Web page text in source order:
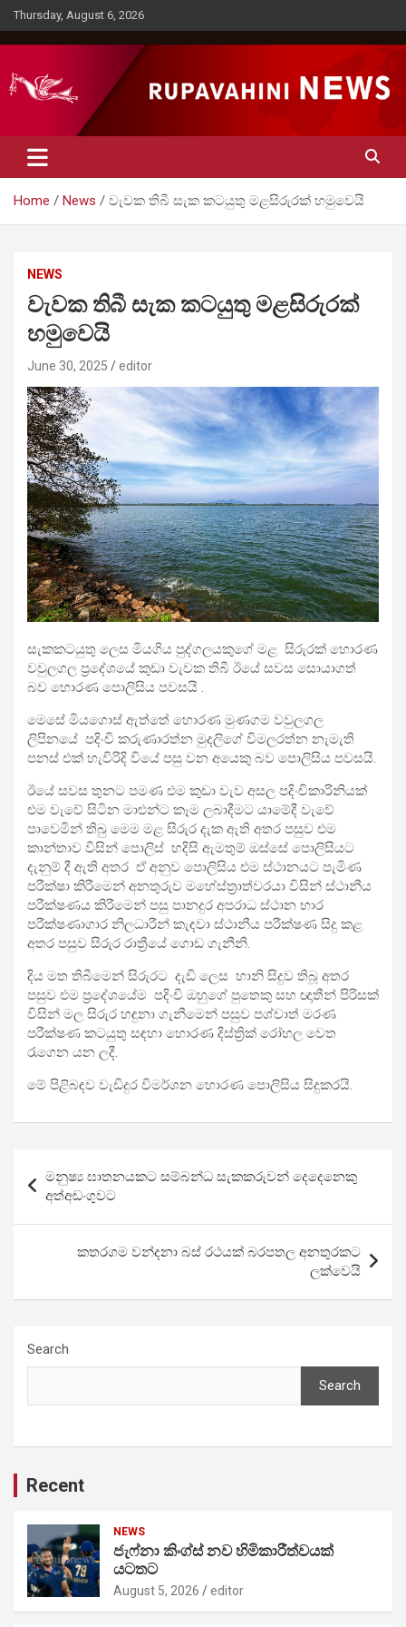
Skip
to
content
Thursday, August 6, 2026
Rupavahini News
Home News වැවක තිබී සැක කටයුතු මළසිරුරක් හමුවෙයි
NEWS
වැවක තිබී සැක කටයුතු මළසිරුරක්
හමුවෙයි
June 30, 2025 editor
සැකකටයුතු ලෙස මියගිය පුද්ගලයකුගේ මළ සිරුරක් හොරණ
වවුලගල ප්‍රදේශයේ කුඩා වැවක තිබී ඊයේ සවස සොයාගත්
බව හොරණ පොලිසිය පවසයි .
මෙසේ මියගොස් ඇත්තේ හොරණ මුණගම වවුලගල
ලිපිනයේ පදිංචි කරුණාරත්න මුදලිගේ විමලරත්න නැමැති
පනස් එක් හැවිරිදි වියේ පසු වන අයෙකු බව පොලිසිය පවසයි.
ඊයේ සවස තුනට පමණ එම කුඩා වැව අසල පදිංචිකාරිනියක්
එම වැවේ සිටින මාළුන්ට කෑම ලබාදීමට යාමේදී වැවේ
පාවෙමින් තිබු මෙම මළ සිරුර දැක ඇති අතර පසුව එම
කාන්තාව විසින් පොලිස් හදිසි ඇමතුම් ඔස්සේ පොලිසියට
දැනුම් දී ඇති අතර ඒ අනුව පොලිසිය එම ස්ථානයට පැමිණ
පරීක්ෂා කිරීමෙන් අනතුරුව මහේස්ත්‍රාත්වරයා විසින් ස්ථානීය
පරීක්ෂණය කිරීමෙන් පසු පානදුර අපරාධ ස්ථාන භාර
පරීක්ෂණාගාර නිලධාරීන් කැඳවා ස්ථානීය පරීක්ෂණ සිදු කළ
අතර පසුව සිරුර රාත්‍රීයේ ගොඩ ගැනීනි.
දිය මත තිබීමෙන් සිරුරට දැඩි ලෙස හානි සිදුව තිබූ අතර
පසුව එම ප්‍රදේශයේම පදිංචි ඔහුගේ පුතෙකු සහ ඥාතීන් පිරිසක්
විසින් මල සිරුර හඳුනා ගැනීමෙන් පසුව පශ්චාත් මරණ
පරීක්ෂණ කටයුතු සඳහා හොරණ දිස්ත්‍රික් රෝහල වෙත
රැගෙන යන ලදී.
මේ පිළිබඳව වැඩිදුර විමර්ශන හොරණ පොලිසිය සිදුකරයි.
navigation
මනුෂ්‍ය ඝාතනයකට සම්බන්ධ සැකකරුවන් දෙදෙනෙකු
අත්අඩංගුවට
කතරගම වන්දනා බස් රථයක් බරපතල අනතුරකට
ලක්වෙයි
Search
Search
Recent
NEWS
ජැෆ්නා කිංග්ස් නව හිමිකාරීත්වයක්
යටතට
August 5, 2026 editor